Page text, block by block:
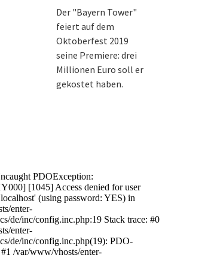
Der "Bayern Tower"
feiert auf dem
Oktoberfest 2019
seine Premiere: drei
Millionen Euro soll er
gekostet haben.